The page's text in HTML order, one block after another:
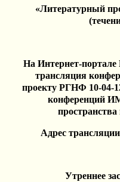
«Литературный
На Интернет-
трансляция
проекту РГНФ 10-04-
конференций
Адрес
Утреннее